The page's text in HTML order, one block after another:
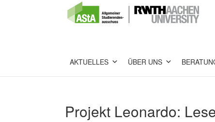
AKTUELLES ÜBER UNS
Projekt Leonardo: